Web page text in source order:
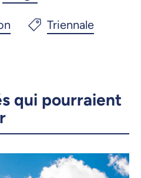
qui pourraient